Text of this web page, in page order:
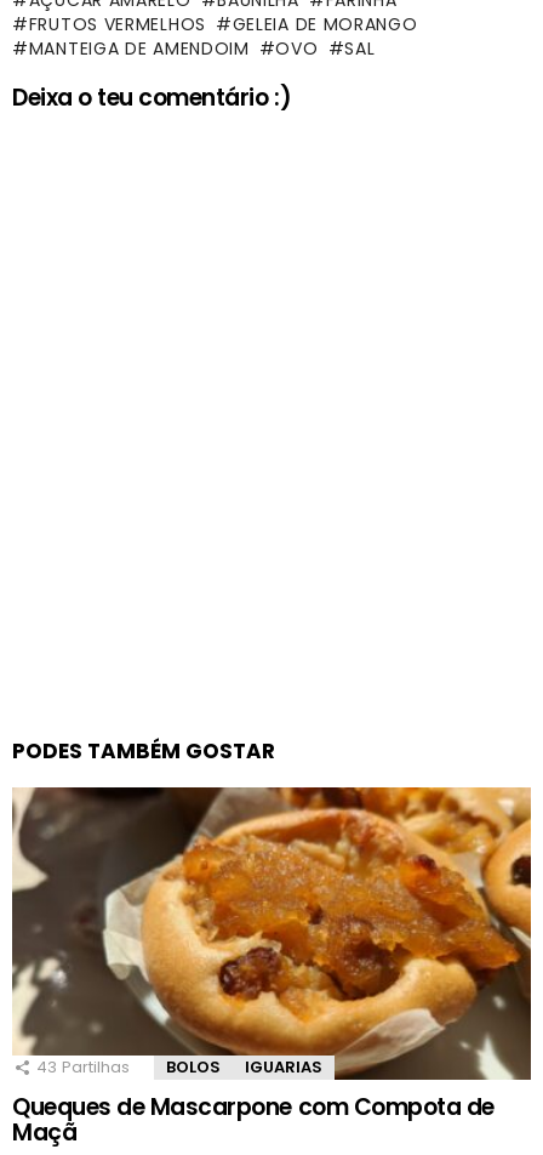
FRUTOS VERMELHOS
GELEIA DE MORANGO
MANTEIGA DE AMENDOIM
OVO SAL
Deixa o teu comentário :)
PODES TAMBÉM GOSTAR
43 Partilhas BOLOS IGUARIAS
Queques de Mascarpone com Compota de
Maçã